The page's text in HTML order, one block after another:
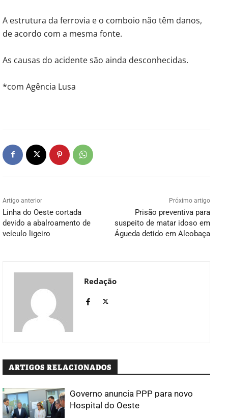
A estrutura da ferrovia e o comboio não têm danos,
de acordo com a mesma fonte.
As causas do acidente são ainda desconhecidas.
*com Agência Lusa
Artigo anterior
Linha do Oeste cortada
devido a abalroamento de
veículo ligeiro
Próximo artigo
Prisão preventiva para
suspeito de matar idoso em
Águeda detido em Alcobaça
Redação
ARTIGOS RELACIONADOS
Governo anuncia PPP para novo
Hospital do Oeste